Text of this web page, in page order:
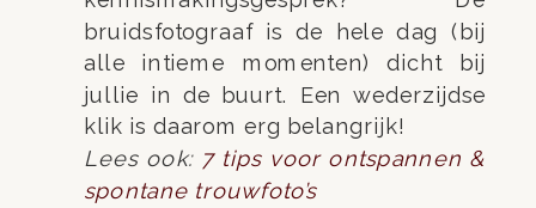
bruidsfotograaf is de hele dag (bij
alle intieme momenten) dicht bij
jullie in de buurt. Een wederzijdse
klik is daarom erg belangrijk!
Lees ook: 7 tips voor ontspannen &
spontane trouwfoto’s